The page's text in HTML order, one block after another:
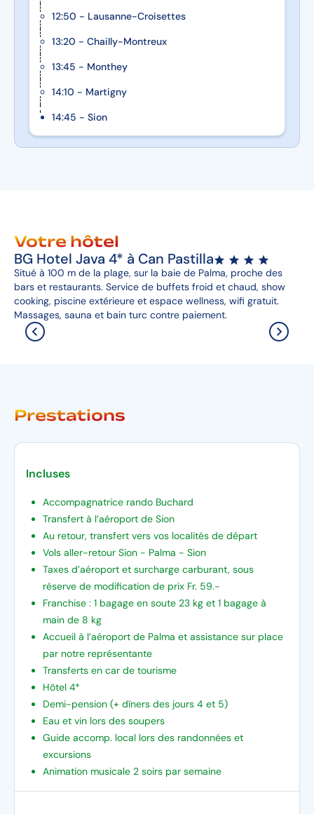
12:50 - Lausanne-Croisettes
13:20 - Chailly-Montreux
13:45 - Monthey
14:10 - Martigny
14:45 - Sion
Votre hôtel
BG Hotel Java 4* à Can Pastilla
Situé à 100 m de la plage, sur la baie de Palma, proche des
bars et restaurants. Service de buffets froid et chaud, show
cooking, piscine extérieure et espace wellness, wifi gratuit.
Massages, sauna et bain turc contre paiement.
Prestations
Incluses
Accompagnatrice rando Buchard
Transfert à l’aéroport de Sion
Au retour, transfert vers vos localités de départ
Vols aller-retour Sion - Palma - Sion
Taxes d’aéroport et surcharge carburant, sous
réserve de modification de prix Fr. 59.-
Franchise : 1 bagage en soute 23 kg et 1 bagage à
main de 8 kg
Accueil à l’aéroport de Palma et assistance sur place
par notre représentante
Transferts en car de tourisme
Hôtel 4*
Demi-pension (+ dîners des jours 4 et 5)
Eau et vin lors des soupers
Guide accomp. local lors des randonnées et
excursions
Animation musicale 2 soirs par semaine